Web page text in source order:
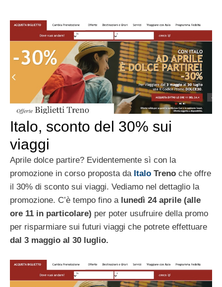
Italo, sconto del 30% sui
viaggi
Aprile dolce partire? Evidentemente sì con la
promozione in corso proposta da Italo Treno che offre
il 30% di sconto sui viaggi. Vediamo nel dettaglio la
promozione. C’è tempo fino alunedì 24 aprile (alle
ore 11 in particolare) per poter usufruire della promo
per risparmiare sui futuri viaggi che potrete effettuare
dal 3 maggio al 30 luglio.